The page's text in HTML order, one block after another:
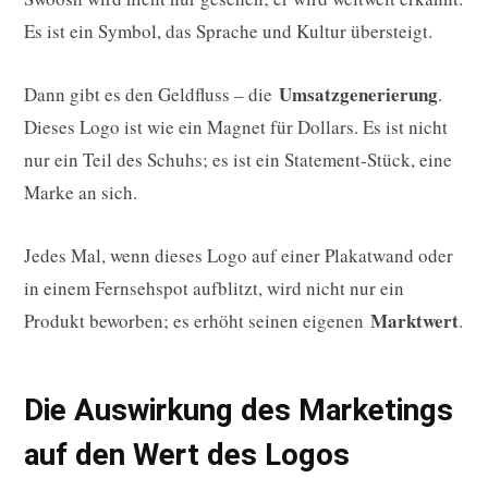
Es ist ein Symbol, das Sprache und Kultur übersteigt.
Dann gibt es den Geldfluss – die Umsatzgenerierung.
Dieses Logo ist wie ein Magnet für Dollars. Es ist nicht
nur ein Teil des Schuhs; es ist ein Statement-Stück, eine
Marke an sich.
Jedes Mal, wenn dieses Logo auf einer Plakatwand oder
in einem Fernsehspot aufblitzt, wird nicht nur ein
Produkt beworben; es erhöht seinen eigenen Marktwert.
Die Auswirkung des Marketings
auf den Wert des Logos